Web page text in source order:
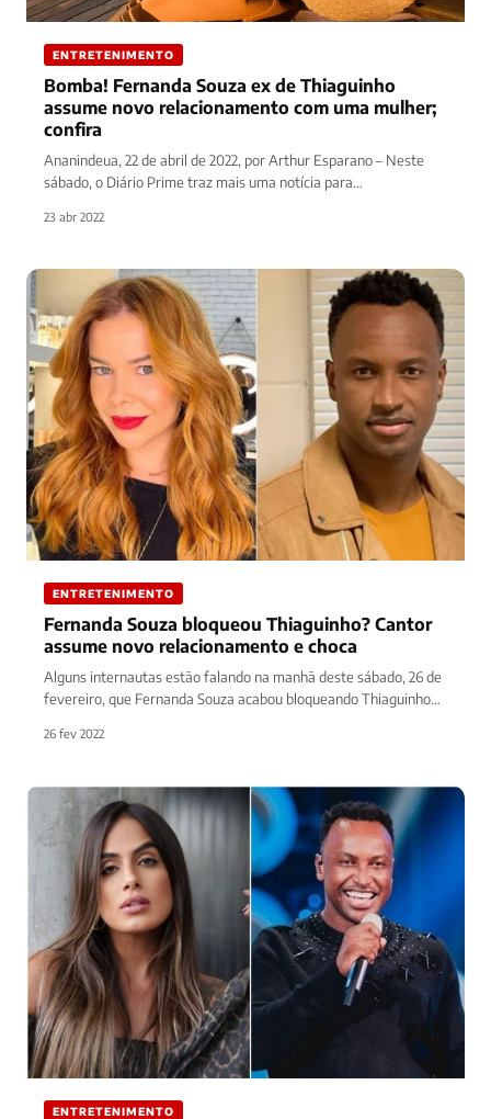
ENTRETENIMENTO
Bomba! Fernanda Souza ex de Thiaguinho
assume novo relacionamento com uma mulher;
confira
Ananindeua, 22 de abril de 2022, por Arthur Esparano – Neste
sábado, o Diário Prime traz mais uma notícia para…
23 abr 2022
ENTRETENIMENTO
Fernanda Souza bloqueou Thiaguinho? Cantor
assume novo relacionamento e choca
Alguns internautas estão falando na manhã deste sábado, 26 de
fevereiro, que Fernanda Souza acabou bloqueando Thiaguinho
26 fev 2022
ENTRETENIMENTO